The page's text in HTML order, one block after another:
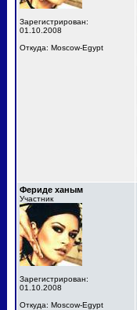
Зарегистрирован:
01.10.2008
Откуда: Moscow-Egypt
Фериде ханым
Участник
Зарегистрирован:
01.10.2008
Откуда: Moscow-Egypt